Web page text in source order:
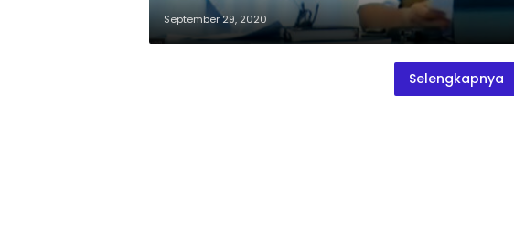
September 29, 2020
Selengkapnya